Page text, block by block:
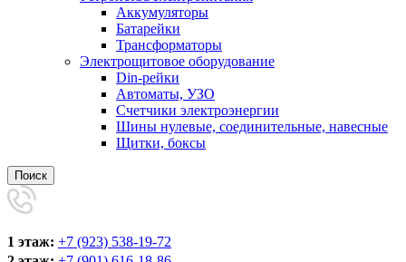
Аккумуляторы
Батарейки
Трансформаторы
Электрощитовое оборудование
Din-рейки
Автоматы, УЗО
Счетчики электроэнергии
Шины нулевые, соединительные, навесные
Щитки, боксы
Поиск
1 этаж: +7 (923) 538-19-72